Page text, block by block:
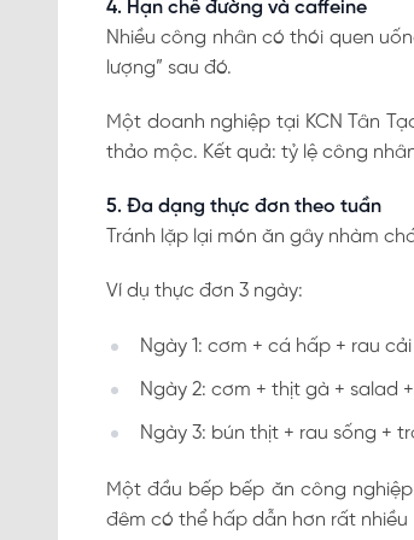
4. Hạn chế đường và caffeine
Nhiều công nhân có thói quen
lượng” sau đó.
Một doanh nghiệp tại KCN Tân
thảo mộc. Kết quả: tỷ lệ công
5. Đa dạng thực đơn theo tuần
Tránh lặp lại món ăn gây nhàm
Ví dụ thực đơn 3 ngày:
Ngày 1: cơm + cá hấp + rau
Ngày 2: cơm + thịt gà + salad
Ngày 3: bún thịt + rau sống +
Một đầu bếp bếp ăn công
đêm có thể hấp dẫn hơn rất